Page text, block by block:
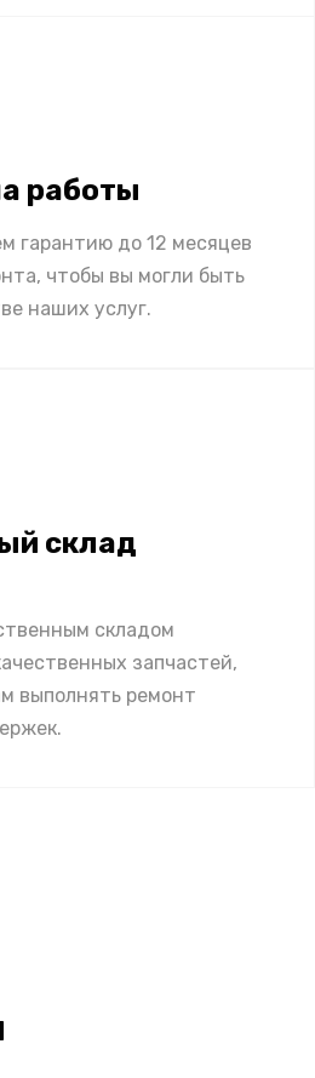
работы
гарантию до 12 месяцев
чтобы вы могли быть
наших услуг.
склад
складом
запчастей,
выполнять ремонт